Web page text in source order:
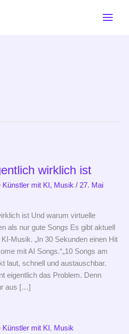
wirklich ist
mit KI , Musik / 27. Mai
ist Und warum virtuelle
als nur gute Songs Es gibt aktuell
Musik. „In 30 Sekunden einen Hit
mit AI Songs.“„10 Songs am
laut, schnell und austauschbar.
eigentlich das Problem. Denn
aus […]
mit KI , Musik